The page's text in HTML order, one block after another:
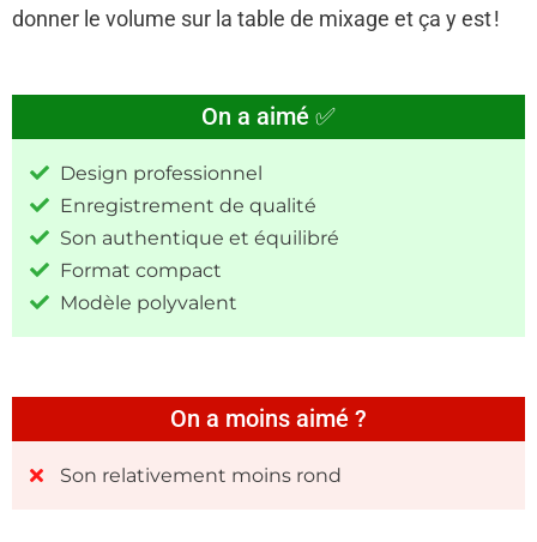
donner le volume sur la table de mixage et ça y est !
On a aimé ✅
Design professionnel
Enregistrement de qualité
Son authentique et équilibré
Format compact
Modèle polyvalent
On a moins aimé ?
Son relativement moins rond